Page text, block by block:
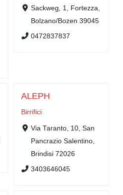
Sackweg, 1, Fortezza,
Bolzano/Bozen 39045
0472837837
ALEPH
Birrifici
Via Taranto, 10, San
Pancrazio Salentino,
Brindisi 72026
3403646045